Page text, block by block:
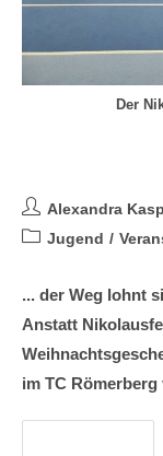
Der
Alexandra
Jugend /
... der Weg lohnt
Anstatt
im TC